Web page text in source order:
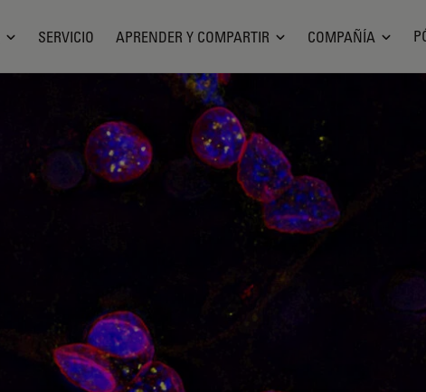
SERVICIO APRENDER Y COMPARTIR COMPAÑÍA